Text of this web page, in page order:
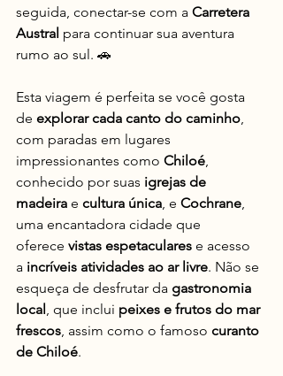
seguida, conectar-se com a Carretera
Austral para continuar sua aventura
rumo ao sul. 🚗
Esta viagem é perfeita se você gosta
de explorar cada canto do caminho,
com paradas em lugares
impressionantes como Chiloé,
conhecido por suas igrejas de
madeira e cultura única, e Cochrane,
uma encantadora cidade que
oferece vistas espetaculares e acesso
a incríveis atividades ao ar livre. Não se
esqueça de desfrutar da gastronomia
local, que inclui peixes e frutos do mar
frescos, assim como o famoso curanto
de Chiloé.